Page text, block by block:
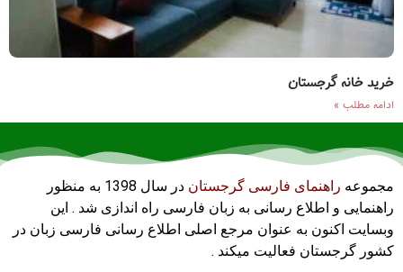
خرید خانه گرجستان
ادامه مطلب »
مجموعه راهنمای فارسی گرجستان
در سال 1398 به منظور
راهنمایی و اطلاع رسانی به زبان فارسی راه اندازی شد . این
وبسایت اکنون به عنوان مرجع اصلی اطلاع رسانی فارسی زبان در
کشور گرجستان فعالیت میکند .